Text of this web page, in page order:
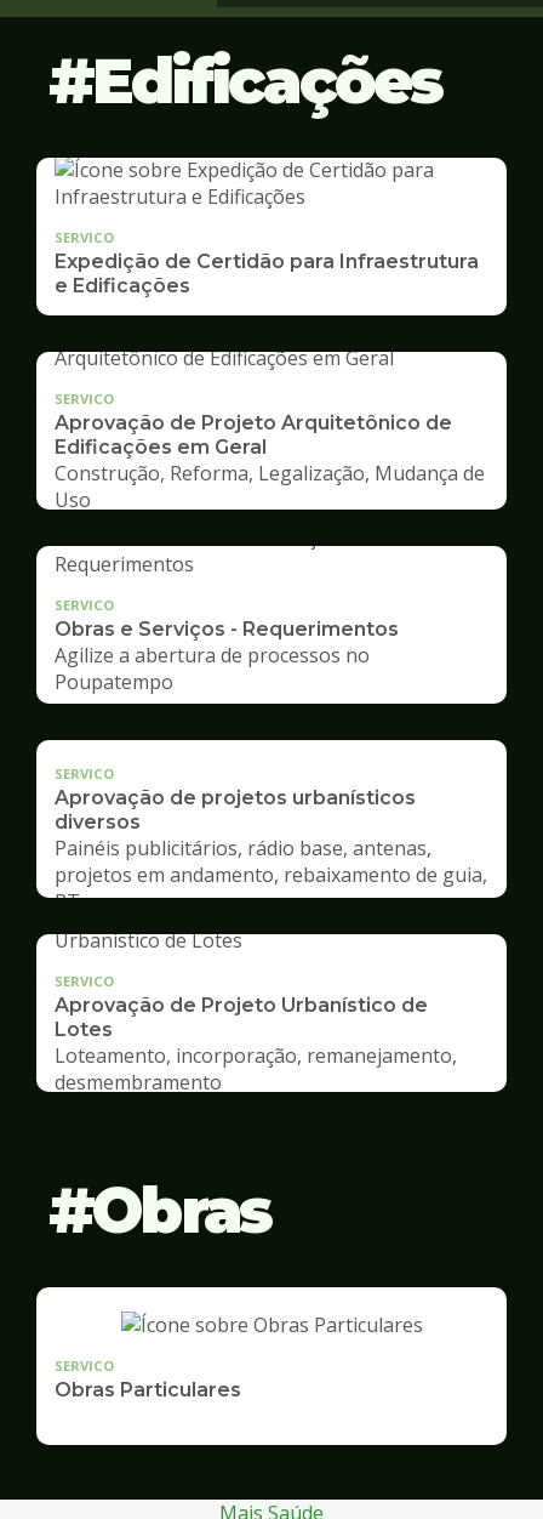
Edificações
SERVICO
Expedição de Certidão para Infraestrutura
e Edificações
SERVICO
Aprovação de Projeto Arquitetônico de
Edificações em Geral
Construção, Reforma, Legalização, Mudança de
Uso
SERVICO
Obras e Serviços - Requerimentos
Agilize a abertura de processos no
Poupatempo
SERVICO
Aprovação de projetos urbanísticos
diversos
Painéis publicitários, rádio base, antenas,
projetos em andamento, rebaixamento de guia,
RT
SERVICO
Aprovação de Projeto Urbanístico de
Lotes
Loteamento, incorporação, remanejamento,
desmembramento
Obras
SERVICO
Obras Particulares
Mais Saúde